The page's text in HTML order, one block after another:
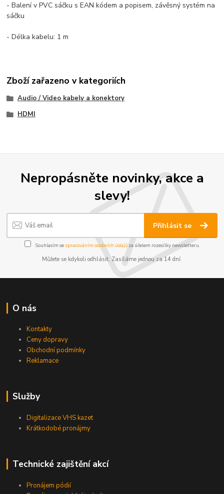
- Balení v PVC sáčku s EAN kódem a popisem, závěsný systém na
sáčku
- Délka kabelu: 1 m
Zboží zařazeno v kategoriích
Audio / Video kabely a konektory
HDMI
Nepropásněte novinky, akce a
slevy!
Přihlásit se
Souhlasím se zpracováním osobních údajůza účelem rozesílky newsletteru.
Můžete se kdykoli odhlásit. Zasíláme jednou za 14 dní.
O nás
Kontakty
Ceny dopravy
Obchodní podmínky
Reklamace
Služby
Digitalizace VHS kazet
Krátkodobé pronájmy
Technické zajištění akcí
Pronájem pódií